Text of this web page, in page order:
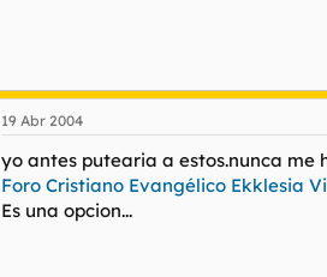
19 Abr 2004
yo antes putearia a estos.nunca me
Foro Cristiano Evangélico Ekklesia
Es una opcion...